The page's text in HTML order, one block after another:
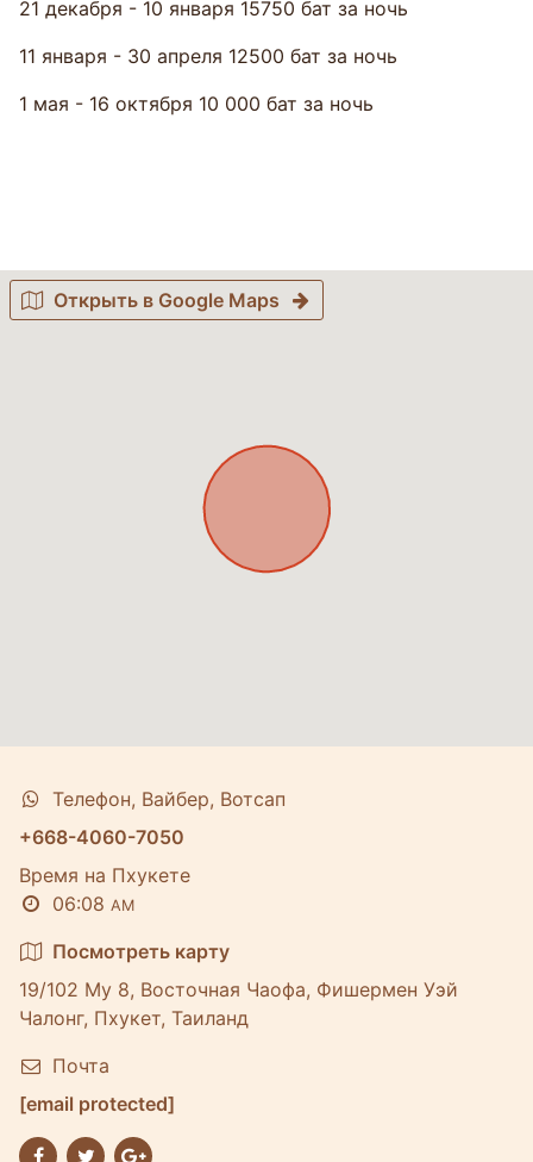
21 декабря - 10 января 15750 бат за ночь
11 января - 30 апреля 12500 бат за ночь
1 мая - 16 октября 10 000 бат за ночь
Открыть в Google Maps
Телефон, Вайбер, Вотсап
+668-4060-7050
Время на Пхукете
06:08 AM
Посмотреть карту
19/102 Му 8, Восточная Чаофа, Фишермен Уэй
Чалонг, Пхукет, Таиланд
Почта
[email protected]